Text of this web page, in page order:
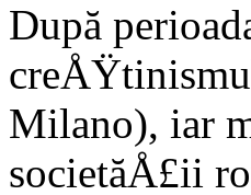
După
Milano), iar
societăÅ£ii